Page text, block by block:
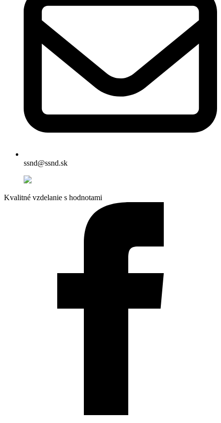
ssnd@ssnd.sk
Kvalitné vzdelanie s hodnotami